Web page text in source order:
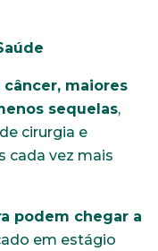
maiores
sequelas,
cirurgia e
cada vez mais
podem chegar a
em estágio